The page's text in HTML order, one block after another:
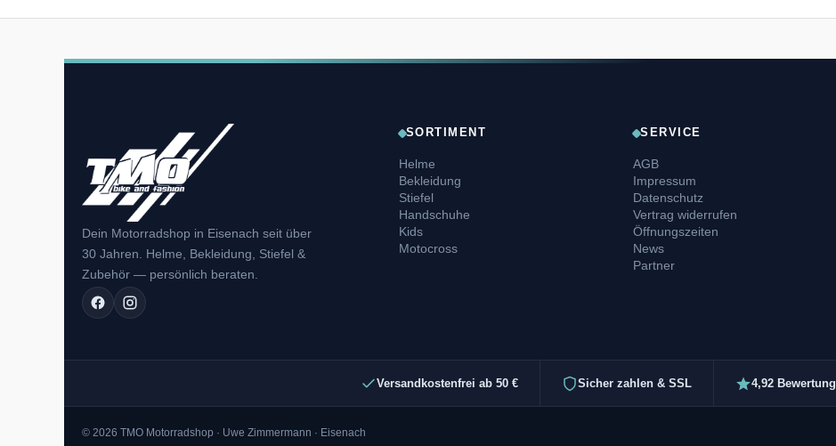
Dein Motorradshop in Eisenach seit über
30 Jahren. Helme, Bekleidung, Stiefel &
Zubehör — persönlich beraten.
SORTIMENT
Helme
Bekleidung
Stiefel
Handschuhe
Kids
Motocross
SERVICE
AGB
Impressum
Datenschutz
Vertrag widerrufen
Öffnungszeiten
News
Partner
Versandkostenfrei ab 50 € Sicher zahlen & SSL 4,92 Bewertung
© 2026 TMO Motorradshop · Uwe Zimmermann · Eisenach